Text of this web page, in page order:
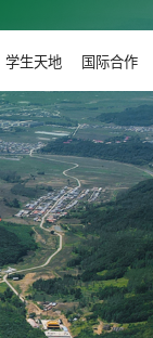
学生天地 国际合作